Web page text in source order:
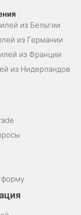
из Бельгии
из Германии
из Франции
из Нидерландов